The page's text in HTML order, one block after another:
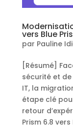
vers Blue
par Pauline
[Résumé]
sécurité et
IT, la
étape clé
retour
Prism 6.8